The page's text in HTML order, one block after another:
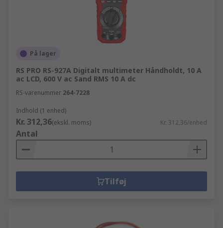
På lager
RS PRO RS-927A Digitalt multimeter Håndholdt, 10 A
ac LCD, 600 V ac Sand RMS 10 A dc
RS-varenummer 264-7228
Indhold (1 enhed)
Kr. 312,36(ekskl. moms) Kr. 312,36/enhed
Antal
Tilføj